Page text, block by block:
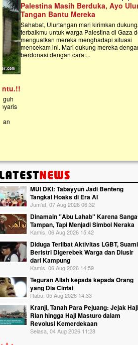
Palestina Masih Berduka, Ayo Ulurkan
Tangan Bantu Mereka
Sahabat, Ulurtangan mari kirimkan dukungan
terbaikmu untuk warga Palestina di Gaza demi
menguatkan mereka menghadapi situasi
mencekam ini. Mari dukung mereka dengan
berdonasi dengan cara:...
MUI DKI: Tabayyun Jadi Benteng
Tangkal Hoaks di Era AI
Jum'at, 07 Aug 2026 06:32
Dinamain ''Abu Lahab'' Karena
Tampan, Tapi Menjadi Simbol Neraka
Kamis, 06 Aug 2026 15:42
Diduga Terlibat Aktivitas LGBT, Suami
Beristri Digerebek Warga dan Diusir
dari Kampung
Kamis, 06 Aug 2026 14:59
Teguran Allah kepada kepada Orang
yang Dia Cintai
Rabu, 05 Aug 2026 14:33
Kranji, Tanah Para Pejuang: Jejak Haji
Rian hingga Haji Masturo dalam
Revolusi Kemerdekaan
Selasa, 04 Aug 2026 11:28